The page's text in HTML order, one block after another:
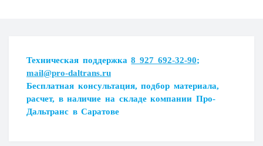
Загрузка...
Техническая поддержка8 927 692-32-90;
mail@pro-daltrans.ru
Загрузка...
Бесплатная консультация, подбор материала,
расчет, в наличие на складе компании Про-
Дальтранс в Саратове